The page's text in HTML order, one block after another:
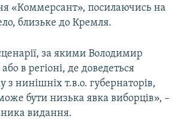
«Коммерсант», посилаючись на
близьке до Кремля.
за якими Володимир
в регіоні, де доведеться
з нинішніх т.в.о. губернаторів,
бути низька явка виборців», –
видання.